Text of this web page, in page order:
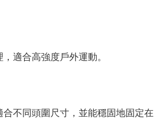
適合高強度戶外運動。
不同頭圍尺寸，並能穩固地固定在